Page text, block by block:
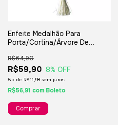
Enfeite Medalhão Para
Porta/Cortina/Árvore De
R$59,90
R$64,90
8% OFF
5 x de R$11,98 sem juros
R$56,91 com Boleto